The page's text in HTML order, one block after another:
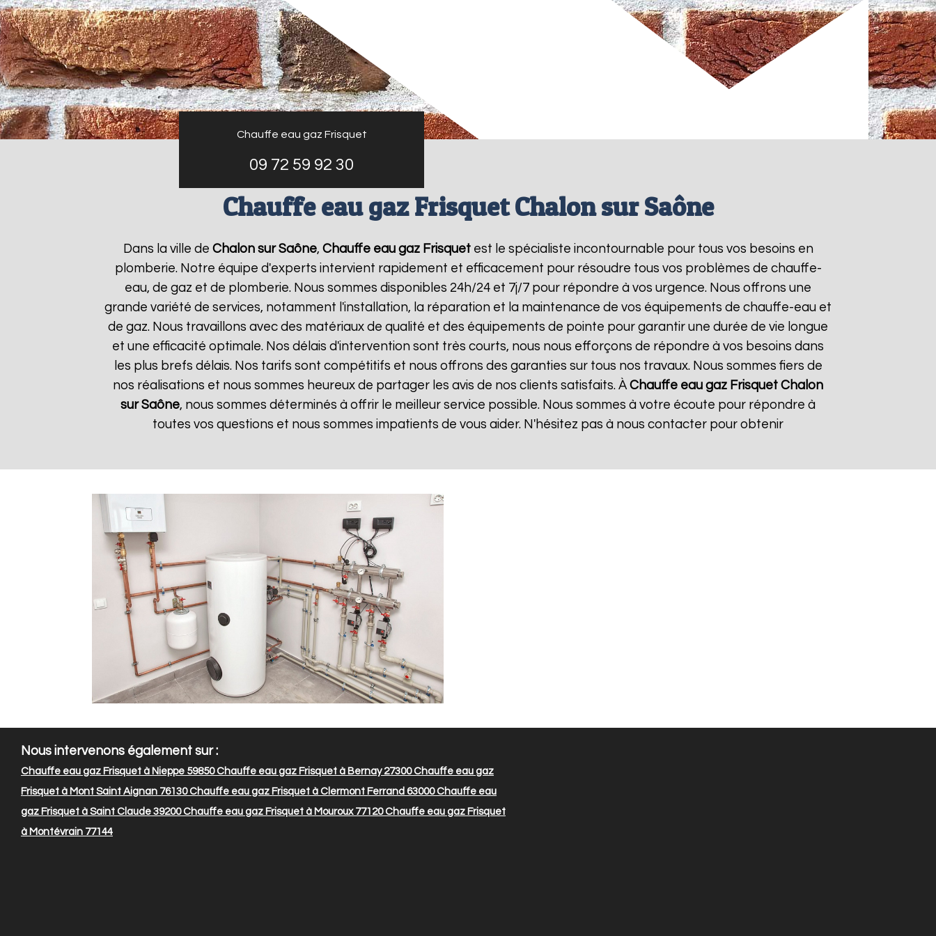
Chauffe eau gaz Frisquet
09 72 59 92 30
Chauffe eau gaz Frisquet Chalon sur Saône
Dans la ville de Chalon sur Saône, Chauffe eau gaz Frisquetest le spécialiste incontournable pour tous vos besoins en
plomberie. Notre équipe d'experts intervient rapidement et efficacement pour résoudre tous vos problèmes de chauffe-
eau, de gaz et de plomberie. Nous sommes disponibles 24h/24 et 7j/7 pour répondre à vos urgence. Nous offrons une
grande variété de services, notamment l'installation, la réparation et la maintenance de vos équipements de chauffe-eau et
de gaz. Nous travaillons avec des matériaux de qualité et des équipements de pointe pour garantir une durée de vie longue
et une efficacité optimale. Nos délais d'intervention sont très courts, nous nous efforçons de répondre à vos besoins dans
les plus brefs délais. Nos tarifs sont compétitifs et nous offrons des garanties sur tous nos travaux. Nous sommes fiers de
nos réalisations et nous sommes heureux de partager les avis de nos clients satisfaits. ÀChauffe eau gaz Frisquet Chalon
sur Saône, nous sommes déterminés à offrir le meilleur service possible. Nous sommes à votre écoute pour répondre à
toutes vos questions et nous sommes impatients de vous aider. N'hésitez pas à nous contacter pour obtenir
Nous intervenons également sur :
Chauffe eau gaz Frisquet à Nieppe 59850Chauffe eau gaz Frisquet à Bernay 27300Chauffe eau gaz
Frisquet à Mont Saint Aignan 76130Chauffe eau gaz Frisquet à Clermont Ferrand 63000Chauffe eau
gaz Frisquet à Saint Claude 39200Chauffe eau gaz Frisquet à Mouroux 77120Chauffe eau gaz Frisquet
à Montévrain 77144